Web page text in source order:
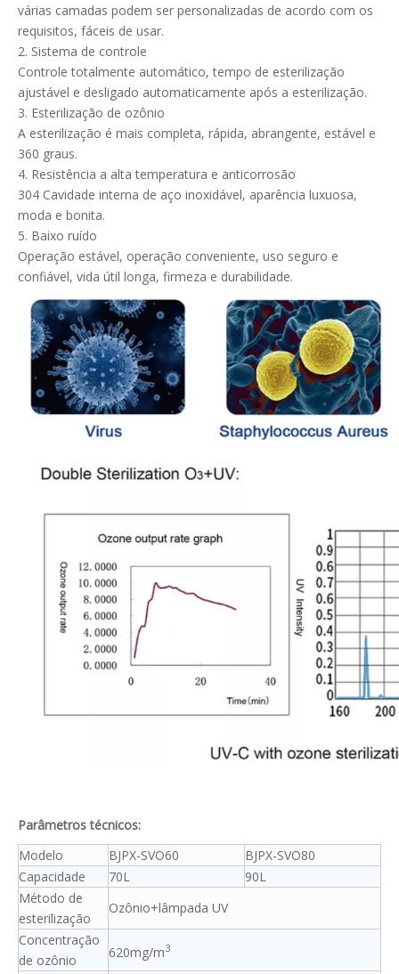
várias camadas podem ser personalizadas de acordo com os
requisitos, fáceis de usar.
2. Sistema de controle
Controle totalmente automático, tempo de esterilização
ajustável e desligado automaticamente após a esterilização.
3. Esterilização de ozônio
A esterilização é mais completa, rápida, abrangente, estável e
360 ​​graus.
4. Resistência a alta temperatura e anticorrosão
304 Cavidade interna de aço inoxidável, aparência luxuosa,
moda e bonita.
5. Baixo ruído
Operação estável, operação conveniente, uso seguro e
confiável, vida útil longa, firmeza e durabilidade.
Parâmetros técnicos:
Modelo
BJPX-SVO60
BJPX-SVO80
Capacidade
70L
90L
Método de
esterilização
Ozônio+lâmpada UV
Concentração
de ozônio
620mg/m3